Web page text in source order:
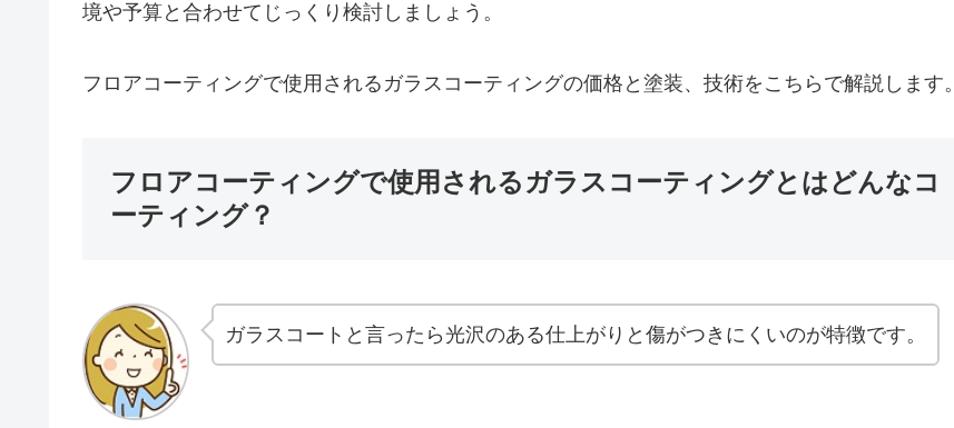
境や予算と合わせてじっくり検討しましょう。
フロアコーティングで使用されるガラスコーティングの価格と塗装、技術をこちらで解説します。
フロアコーティングで使用されるガラスコーティングとはどんなコ
ーティング？
ガラスコートと言ったら光沢のある仕上がりと傷がつきにくいのが特徴です。